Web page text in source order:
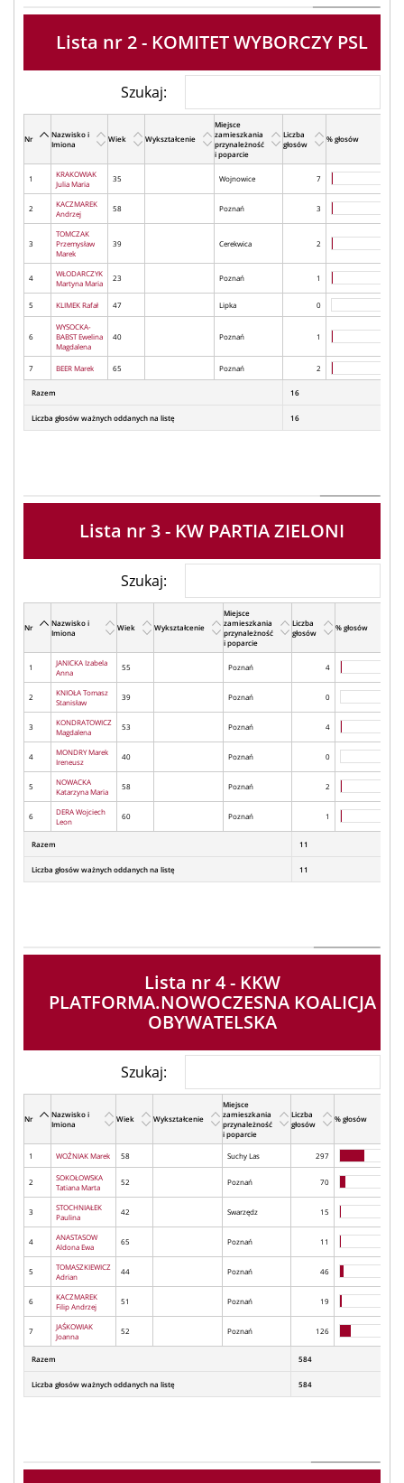
Lista nr 2 - KOMITET WYBORCZY PSL
Szukaj:
Nr
Nazwisko i
Imiona
Wiek Wykształcenie
Miejsce
zamieszkania
przynależność
i poparcie
Liczba
głosów
% głosów
1
KRAKOWIAK
Julia Maria
35 Wojnowice 7
2
KACZMAREK
Andrzej
58 Poznań 3
3
TOMCZAK
Przemysław
Marek
39 Cerekwica 2
4
WŁODARCZYK
Martyna Maria
23 Poznań 1
5 KLIMEK Rafał 47 Lipka 0
6
WYSOCKA-
BABST Ewelina
Magdalena
40 Poznań 1
7 BEER Marek 65 Poznań 2
Razem 16
Liczba głosów ważnych oddanych na listę 16
Lista nr 3 - KW PARTIA ZIELONI
Szukaj:
Nr
Nazwisko i
Imiona
Wiek Wykształcenie
Miejsce
zamieszkania
przynależność
i poparcie
Liczba
głosów
% głosów
1
JANICKA Izabela
Anna
55 Poznań 4
2
KNIOŁA Tomasz
Stanisław
39 Poznań 0
3
KONDRATOWICZ
Magdalena
53 Poznań 4
4
MONDRY Marek
Ireneusz
40 Poznań 0
5
NOWACKA
Katarzyna Maria
58 Poznań 2
6
DERA Wojciech
Leon
60 Poznań 1
Razem 11
Liczba głosów ważnych oddanych na listę 11
Lista nr 4 - KKW
PLATFORMA.NOWOCZESNA KOALICJA
OBYWATELSKA
Szukaj:
Nr
Nazwisko i
Imiona
Wiek Wykształcenie
Miejsce
zamieszkania
przynależność
i poparcie
Liczba
głosów
% głosów
1 WOŹNIAK Marek 58 Suchy Las 297
2
SOKOŁOWSKA
Tatiana Marta
52 Poznań 70
3
STOCHNIAŁEK
Paulina
42 Swarzędz 15
4
ANASTASOW
Aldona Ewa
65 Poznań 11
5
TOMASZKIEWICZ
Adrian
44 Poznań 46
6
KACZMAREK
Filip Andrzej
51 Poznań 19
7
JAŚKOWIAK
Joanna
52 Poznań 126
Razem 584
Liczba głosów ważnych oddanych na listę 584